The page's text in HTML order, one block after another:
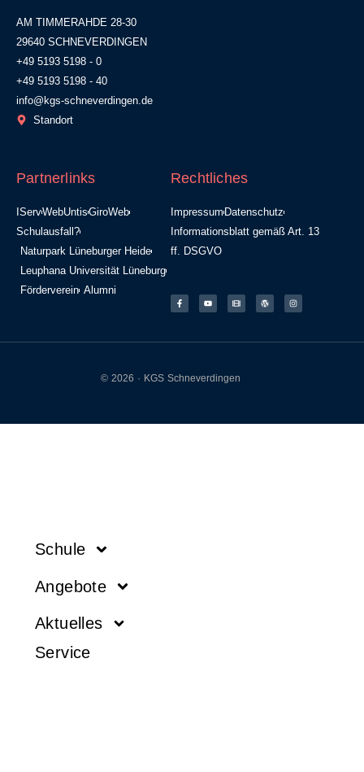
AM TIMMERAHDE 28-30
29640 SCHNEVERDINGEN
+49 5193 5198 - 0
+49 5193 5198 - 40
info@kgs-schneverdingen.de
Standort
Partnerlinks
IServWebUntisGiroWeb
Schulausfall?
Naturpark Lüneburger Heide
Leuphana Universität Lüneburg
Förderverein Alumni
Rechtliches
Impressum Datenschutz
Informationsblatt gemäß Art. 13
ff. DSGVO
© 2026 · KGS Schneverdingen
Schule
Angebote
Aktuelles
Service